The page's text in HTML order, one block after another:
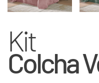
Kit
Colcha